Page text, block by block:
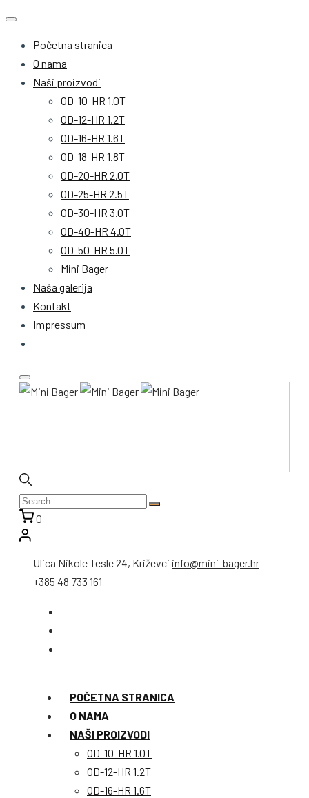
Početna stranica
O nama
Naši proizvodi
OD-10-HR 1.0T
OD-12-HR 1.2T
OD-16-HR 1.6T
OD-18-HR 1.8T
OD-20-HR 2.0T
OD-25-HR 2.5T
OD-30-HR 3.0T
OD-40-HR 4.0T
OD-50-HR 5.0T
Mini Bager
Naša galerija
Kontakt
Impressum
0
Ulica Nikole Tesle 24, Križevci info@mini-bager.hr
+385 48 733 161
POČETNA STRANICA
O NAMA
NAŠI PROIZVODI
OD-10-HR 1.0T
OD-12-HR 1.2T
OD-16-HR 1.6T